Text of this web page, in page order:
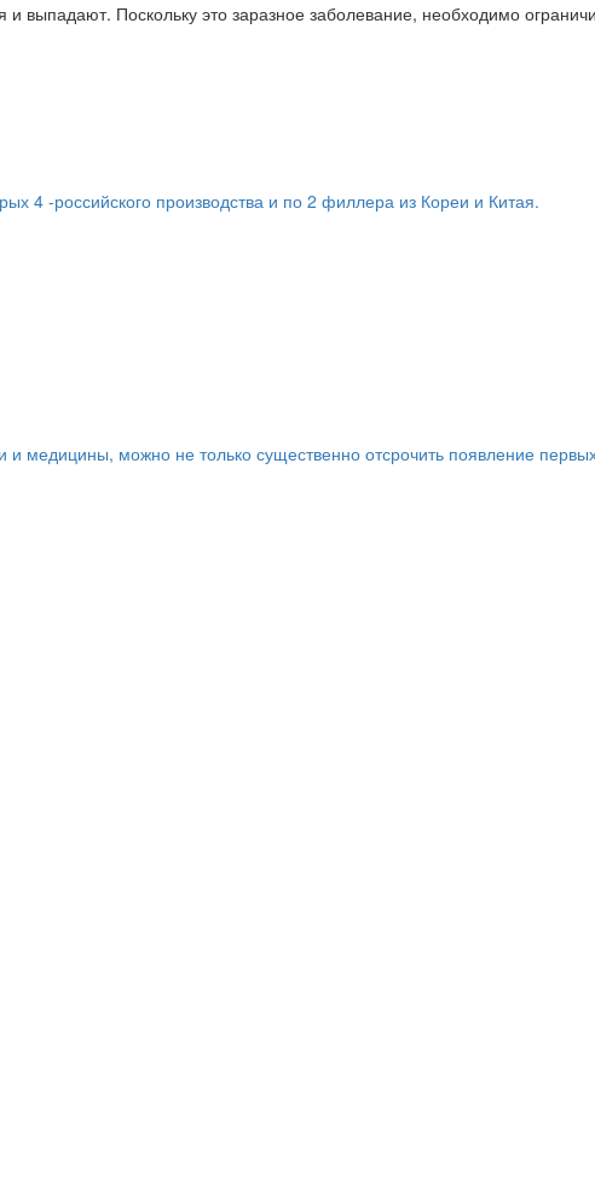
выпадают. Поскольку это заразное заболевание, необходимо
4 -российского производства и по 2 филлера из Кореи и Китая.
медицины, можно не только существенно отсрочить появление